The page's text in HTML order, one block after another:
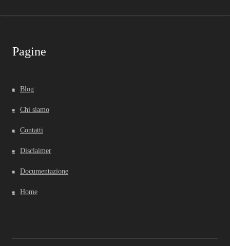
Pagine
Blog
Chi siamo
Contatti
Disclaimer
Documentazione
Home